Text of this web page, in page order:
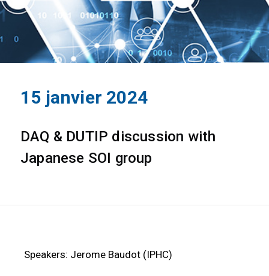
15 janvier 2024
DAQ & DUTIP discussion with
Japanese SOI group
Speakers: Jerome Baudot (IPHC)